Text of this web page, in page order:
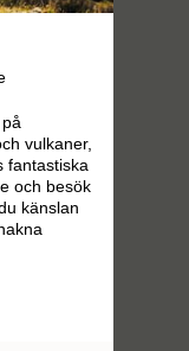
vulkaner,
fantastiska
och besök
känslan